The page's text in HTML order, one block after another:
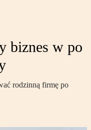
biznes w po
rodzinną firmę po